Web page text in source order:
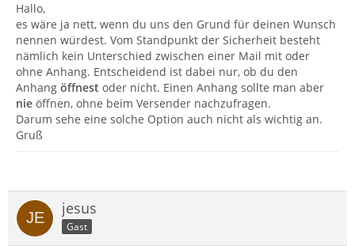
Hallo,
es wäre ja nett, wenn du uns den Grund für deinen Wunsch
nennen würdest. Vom Standpunkt der Sicherheit besteht
nämlich kein Unterschied zwischen einer Mail mit oder
ohne Anhang. Entscheidend ist dabei nur, ob du den
Anhang öffnest oder nicht. Einen Anhang sollte man aber
nie öffnen, ohne beim Versender nachzufragen.
Darum sehe eine solche Option auch nicht als wichtig an.
Gruß
jesus
Gast